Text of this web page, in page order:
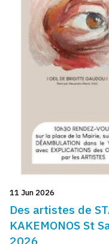
11 Jun 2026
Des artistes de
KAKEMONOS St
2026